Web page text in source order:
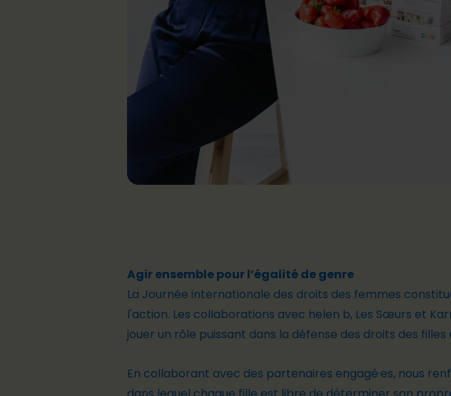
Agir ensemble pour l’égalité de genre
La Journée internationale des droits des femmes
l'action. Les collaborations avec helen b, Les Sœurs et
jouer un rôle puissant dans la défense des droits des
En collaborant avec des partenaires engagé·es, nous